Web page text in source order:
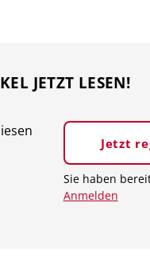
JETZT LESEN!
Jetzt
Sie haben
Anmelden